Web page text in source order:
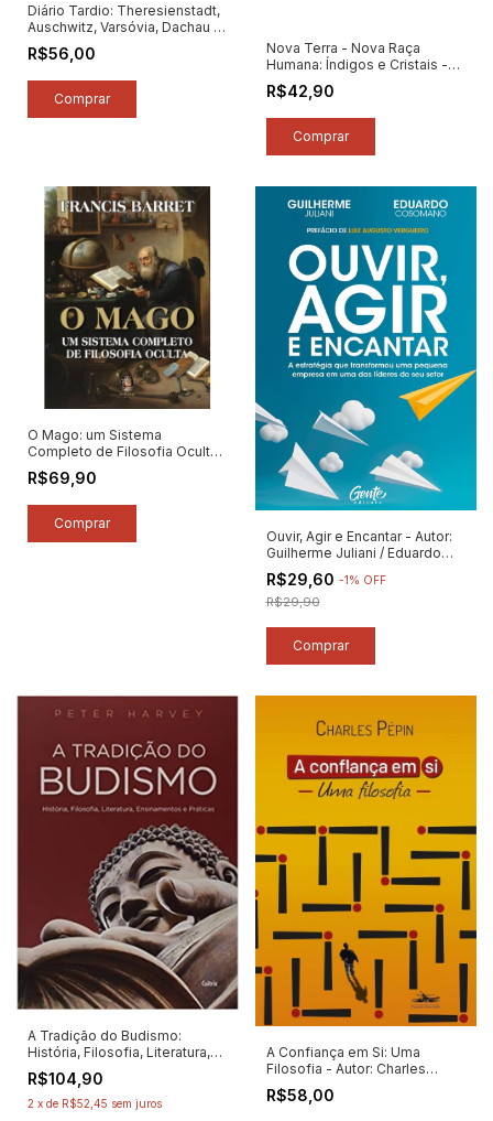
Diário Tardio: Theresienstadt,
Auschwitz, Varsóvia, Dachau -
Autor: Max Mannheimer (2024)
[novo]
R$56,00
Nova Terra - Nova Raça
Humana: Índigos e Cristais -
Autor: Mônica de Medeiros
(2025) [novo]
R$42,90
O Mago: um Sistema
Completo de Filosofia Oculta
- Autor: Francis Barret (2023)
[novo]
R$69,90
Ouvir, Agir e Encantar - Autor:
Guilherme Juliani / Eduardo
Cosomano (2022) [novo]
R$29,60 -1% OFF
R$29,90
A Tradição do Budismo:
História, Filosofia, Literatura,
Ensinamentos e Práticas -
Autor: Peter Harvey (2019)
[novo]
R$104,90
2 x de R$52,45 sem juros
A Confiança em Si: Uma
Filosofia - Autor: Charles
Pépin (2023) [novo]
R$58,00